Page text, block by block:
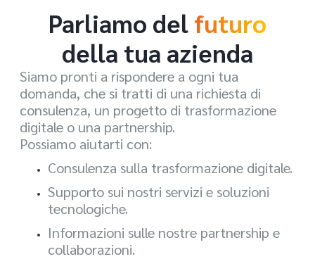
Parliamo del futuro
della tua azienda
Siamo pronti a rispondere a ogni tua
domanda, che si tratti di una richiesta di
consulenza, un progetto di trasformazione
digitale o una partnership.
Possiamo aiutarti con:
Consulenza sulla trasformazione digitale.
Supporto sui nostri servizi e soluzioni
tecnologiche.
Informazioni sulle nostre partnership e
collaborazioni.